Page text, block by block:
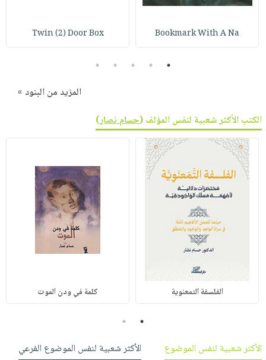
Bookmark With A Na
Twin (2) Door Box
1
2
3
4
5
المزيد من البنود »
الكتب الأكثر شعبية لنفس المؤلف (حسام نصار)
الفلسفة التمعنوية كلمة في ودن الموت
1
2
الأكثر شعبية لنفس الموضوع
الأكثر شعبية لنفس الموضوع الفرعي